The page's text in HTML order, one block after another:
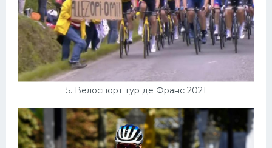
5. Велоспорт тур де Франс 2021